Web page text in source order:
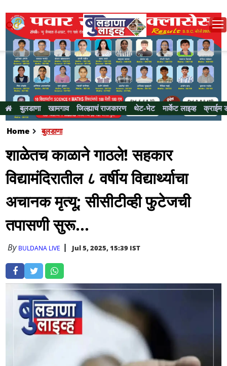
बुलडाणा खामगाव जिल्ह्याचं राजकारण थेट-भेट मार्केट लाइव्ह क्राईम
Home बुलडाणा
शाळेतच काळाने गाठले! सहकार
विद्यामंदिरातील ८ वर्षीय विद्यार्थ्याचा
अचानक मृत्यू; सीसीटीव्ही फुटेजची
तपासणी सुरू...
By BULDANA LIVE Jul 5, 2025, 15:39 IST